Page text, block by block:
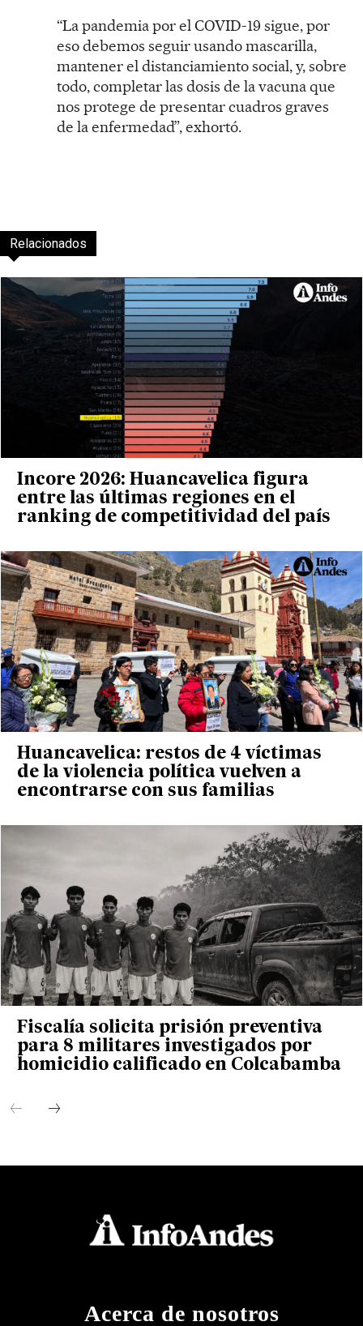
“La pandemia por el COVID-19 sigue, por
eso debemos seguir usando mascarilla,
mantener el distanciamiento social, y, sobre
todo, completar las dosis de la vacuna que
nos protege de presentar cuadros graves
de la enfermedad”, exhortó.
Relacionados
Incore 2026: Huancavelica figura
entre las últimas regiones en el
ranking de competitividad del país
Huancavelica: restos de 4 víctimas
de la violencia política vuelven a
encontrarse con sus familias
Fiscalía solicita prisión preventiva
para 8 militares investigados por
homicidio calificado en Colcabamba
Acerca de nosotros